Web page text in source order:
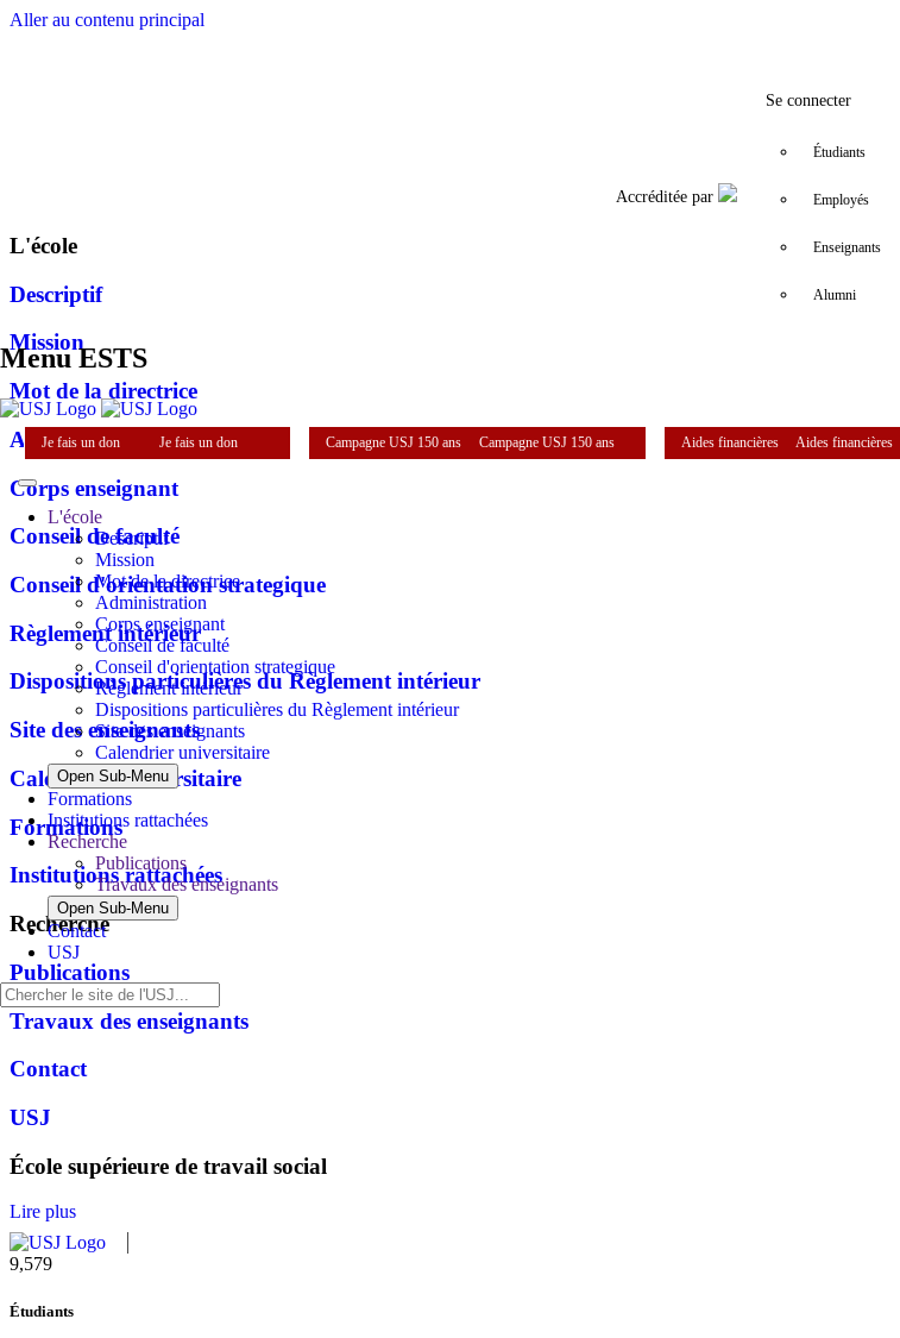
Aller au contenu principal
Accréditée par
Se connecter
Étudiants
Employés
Enseignants
Alumni
Menu ESTS
Je fais un don Je fais un don Campagne USJ 150 ans Campagne USJ 150 ans Aides financières Aides financières
L'école
Descriptif
Mission
Mot de la directrice
Administration
Corps enseignant
Conseil de faculté
Conseil d'orientation strategique
Règlement intérieur
Dispositions particulières du Règlement intérieur
Site des enseignants
Calendrier universitaire
Open Sub-Menu
Formations
Institutions rattachées
Recherche
Publications
Travaux des enseignants
Open Sub-Menu
Contact
USJ
L'école
Descriptif
Mission
Mot de la directrice
Administration
Corps enseignant
Conseil de faculté
Conseil d'orientation strategique
Règlement intérieur
Dispositions particulières du Règlement intérieur
Site des enseignants
Calendrier universitaire
Formations
Institutions rattachées
Recherche
Publications
Travaux des enseignants
Contact
USJ
École supérieure de travail social
Lire plus
10,815
Étudiants